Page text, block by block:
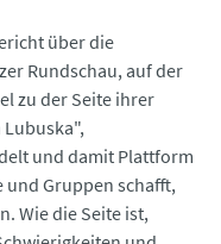
über die
Rundschau, auf der
zu der Seite ihrer
Lubuska",
und damit Plattform
und Gruppen schafft,
Wie die Seite ist,